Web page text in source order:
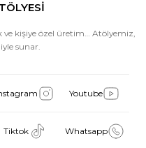
ve kişiye özel üretim… Atölyemiz,
sunar.
Youtube
Tiktok Whatsapp